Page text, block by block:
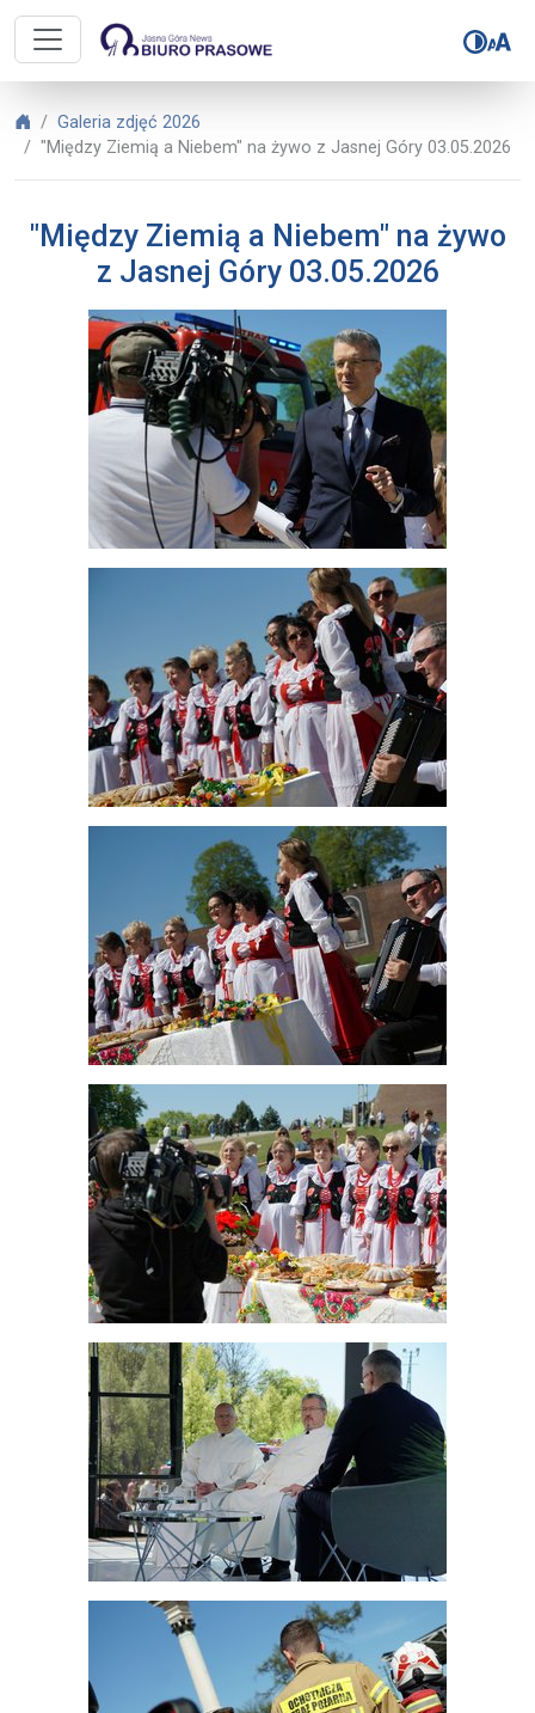
Biuro Prasowe Jasnej Góry –
Biuro Prasowe Jasnej Góry
Galeria zdjęć 2026
"Między Ziemią a Niebem" na żywo z Jasnej Góry 03.05.2026
"Między Ziemią a Niebem" na żywo
z Jasnej Góry 03.05.2026